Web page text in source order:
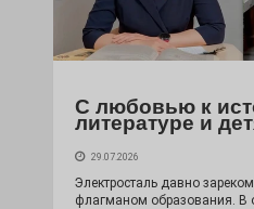
С любовью к
литературе и
29.07.2026
Электросталь давно
флагманом образования. В